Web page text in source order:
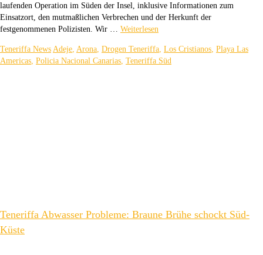
laufenden Operation im Süden der Insel, inklusive Informationen zum
Einsatzort, den mutmaßlichen Verbrechen und der Herkunft der
festgenommenen Polizisten. Wir … Weiterlesen
Teneriffa News Adeje Arona Drogen Teneriffa Los Cristianos Playa Las
Americas Policia Nacional Canarias Teneriffa Süd
Teneriffa Abwasser Probleme: Braune Brühe schockt Süd-
Küste